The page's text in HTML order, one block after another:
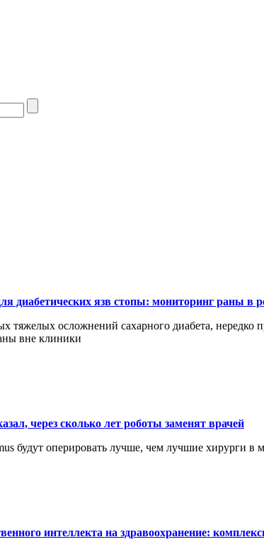
диабетических язв стопы: мониторинг раны в
тяжелых осложнений сахарного диабета,
вне клиники
через сколько лет роботы заменят врачей
будут оперировать лучше, чем лучшие хирурги
интеллекта на здравоохранение: